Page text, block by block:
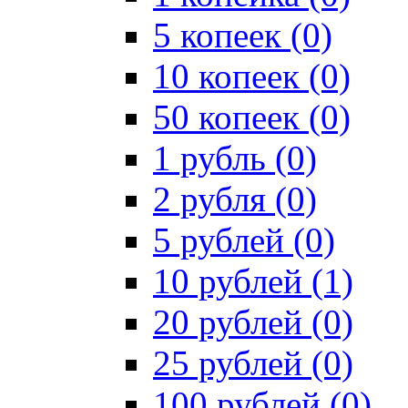
5 копеек (0)
10 копеек (0)
50 копеек (0)
1 рубль (0)
2 рубля (0)
5 рублей (0)
10 рублей (1)
20 рублей (0)
25 рублей (0)